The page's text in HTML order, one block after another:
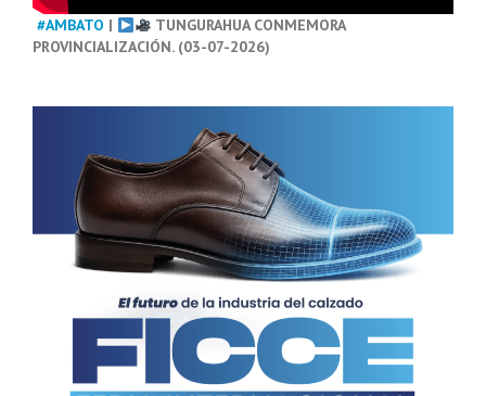
#AMBATO |
TUNGURAHUA CONMEMORA
PROVINCIALIZACIÓN. (03-07-2026)